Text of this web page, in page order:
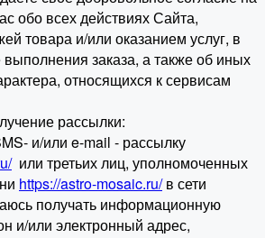
обо всех действиях Сайта,
товара и/или оказанием услуг, в
выполнения заказа, а также об иных
относящихся к сервисам
рассылки:
и/или e-mail - рассылку
или третьих лиц, уполномоченных
https://astro-mosaic.ru/в сети
получать информационную
и/или электронный адрес,